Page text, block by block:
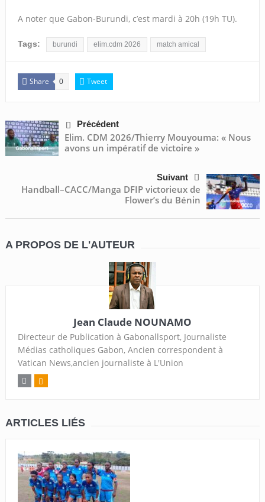
A noter que Gabon-Burundi, c’est mardi à 20h (19h TU).
Tags: burundi elim.cdm 2026 match amical
Share 0 Tweet
Précédent
Elim. CDM 2026/Thierry Mouyouma: « Nous
avons un impératif de victoire »
Suivant
Handball–CACC/Manga DFIP victorieux de
Flower’s du Bénin
A PROPOS DE L'AUTEUR
Jean Claude NOUNAMO
Directeur de Publication à Gabonallsport, Journaliste
Médias catholiques Gabon, Ancien correspondent à
Vatican News,ancien journaliste à L'Union
ARTICLES LIÉS